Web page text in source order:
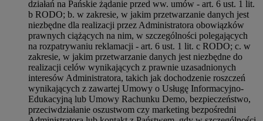
działań na Pańskie żądanie przed ww. umów - art. 6 ust. 1 lit.
b RODO; b. w zakresie, w jakim przetwarzanie danych jest
niezbędne dla realizacji przez Administratora obowiązków
prawnych ciążących na nim, w szczególności polegających
na rozpatrywaniu reklamacji - art. 6 ust. 1 lit. c RODO; c. w
zakresie, w jakim przetwarzanie danych jest niezbędne do
realizacji celów wynikających z prawnie uzasadnionych
interesów Administratora, takich jak dochodzenie roszczeń
wynikających z zawartej Umowy o Usługę Informacyjno-
Edukacyjną lub Umowy Rachunku Demo, bezpieczeństwo,
przeciwdziałanie oszustwom czy marketing bezpośredni